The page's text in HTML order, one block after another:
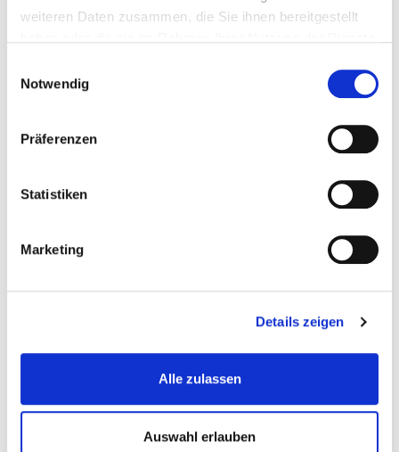
weiteren Daten zusammen, die Sie ihnen bereitgestellt
Notwendig
Präferenzen
Statistiken
Marketing
Details zeigen
Alle zulassen
Auswahl erlauben
Spanngurt 2t / 6m Spitzhaken
Gewicht: 1.1 kg